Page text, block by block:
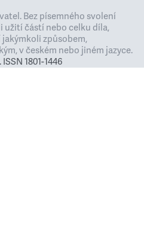
Bez písemného svolení
užití částí nebo celku díla,
způsobem,
v českém nebo jiném jazyce.
1801-1446